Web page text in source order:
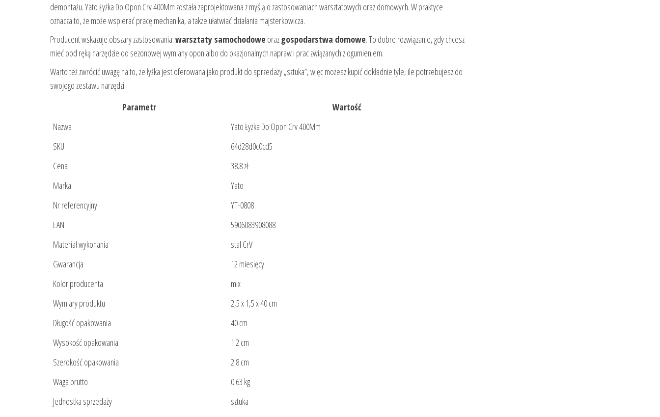
demontażu. Yato Łyżka Do Opon Crv 400Mm została zaprojektowana z myślą o zastosowaniach warsztatowych oraz domowych. W praktyce
oznacza to, że może wspierać pracę mechanika, a także ułatwiać działania majsterkowicza.
Producent wskazuje obszary zastosowania:warsztaty samochodowe orazgospodarstwa domowe. To dobre rozwiązanie, gdy chcesz
mieć pod ręką narzędzie do sezonowej wymiany opon albo do okazjonalnych napraw i prac związanych z ogumieniem.
Warto też zwrócić uwagę na to, że łyżka jest oferowana jako produkt do sprzedaży „sztuka”, więc możesz kupić dokładnie tyle, ile potrzebujesz do
swojego zestawu narzędzi.
Parametr
Wartość
Nazwa
Yato Łyżka Do Opon Crv 400Mm
SKU
64d28d0c0cd5
Cena
38.8 zł
Marka
Yato
Nr referencyjny
YT-0808
EAN
5906083908088
Materiał wykonania
stal CrV
Gwarancja
12 miesięcy
Kolor producenta
mix
Wymiary produktu
2,5 x 1,5 x 40 cm
Długość opakowania
40 cm
Wysokość opakowania
1.2 cm
Szerokość opakowania
2.8 cm
Waga brutto
0.63 kg
Jednostka sprzedaży
sztuka